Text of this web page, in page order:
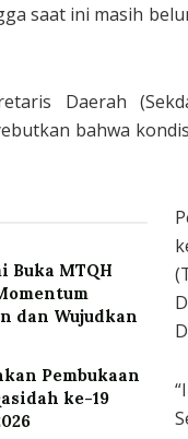
saat ini masih
Daerah
bahwa
Buka MTQH
dan Wujudkan
Pembukaan
ke-19